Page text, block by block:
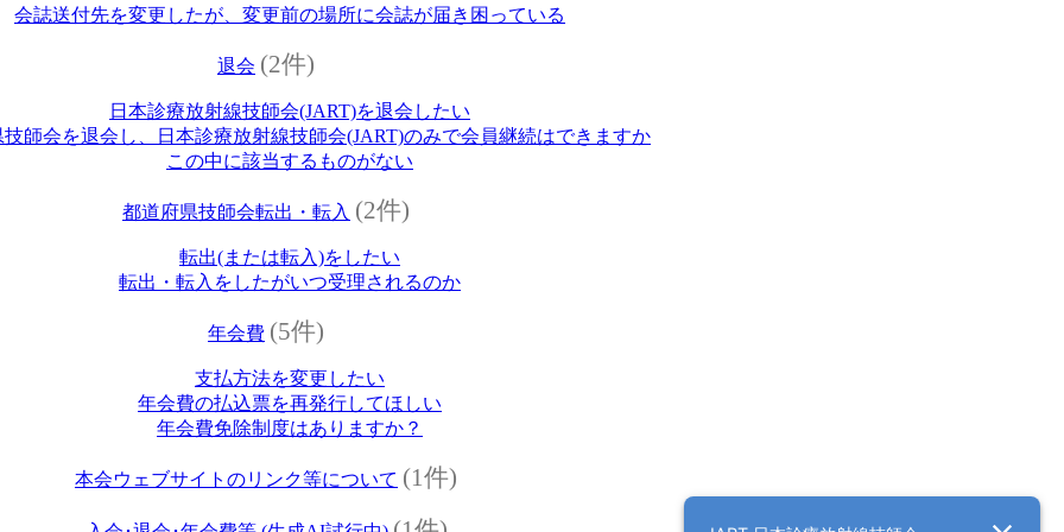
会誌送付先を変更したが、変更前の場所に会誌が届き困っている
退会 (2件)
日本診療放射線技師会(JART)を退会したい
師会を退会し、日本診療放射線技師会(JART)のみで会員継続はできますか
この中に該当するものがない
都道府県技師会転出・転入 (2件)
転出(または転入)をしたい
転出・転入をしたがいつ受理されるのか
年会費 (5件)
支払方法を変更したい
年会費の払込票を再発行してほしい
年会費免除制度はありますか？
本会ウェブサイトのリンク等について (1件)